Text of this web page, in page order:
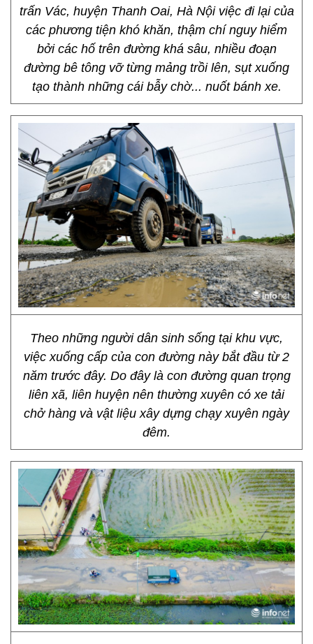
trấn Vác, huyện Thanh Oai, Hà Nội việc đi lại của
các phương tiện khó khăn, thậm chí nguy hiểm
bởi các hố trên đường khá sâu, nhiều đoạn
đường bê tông vỡ từng mảng trồi lên, sụt xuống
tạo thành những cái bẫy chờ... nuốt bánh xe.
Theo những người dân sinh sống tại khu vực,
việc xuống cấp của con đường này bắt đầu từ 2
năm trước đây. Do đây là con đường quan trọng
liên xã, liên huyện nên thường xuyên có xe tải
chở hàng và vật liệu xây dựng chạy xuyên ngày
đêm.